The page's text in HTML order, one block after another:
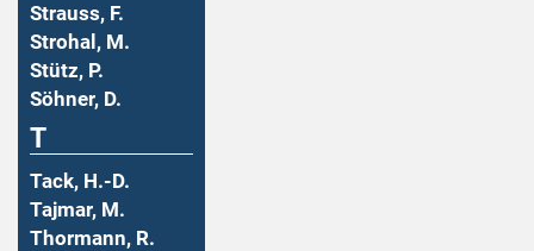
Strauss, F.
Strohal, M.
Stütz, P.
Söhner, D.
T
Tack, H.-D.
Tajmar, M.
Thormann, R.